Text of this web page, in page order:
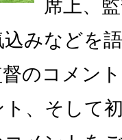
席上、
みなどを
のコメン
、そして